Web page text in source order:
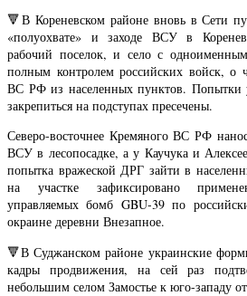
🔻В Кореневском районе вновь в Сети
«полуохвате» и заходе ВСУ в
рабочий поселок, и село с
полным контролем российских войск, о
ВС РФ из населенных пунктов. Попытки
закрепиться на подступах пресечены.
Северо-восточнее Кремяного ВС РФ
ВСУ в лесопосадке, а у Каучука и
попытка вражеской ДРГ зайти в
на участке зафиксировано
управляемых бомб GBU-39 по
окраине деревни Внезапное.
🔻В Суджанском районе украинские
кадры продвижения, на сей раз
небольшим селом Замостье к юго-западу